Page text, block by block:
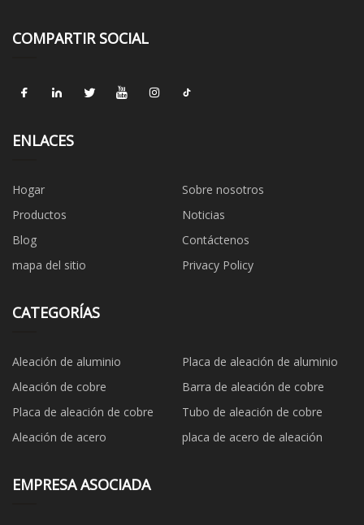
COMPARTIR SOCIAL
ENLACES
Hogar
Sobre nosotros
Productos
Noticias
Blog
Contáctenos
mapa del sitio
Privacy Policy
CATEGORÍAS
Aleación de aluminio
Placa de aleación de aluminio
Aleación de cobre
Barra de aleación de cobre
Placa de aleación de cobre
Tubo de aleación de cobre
Aleación de acero
placa de acero de aleación
EMPRESA ASOCIADA